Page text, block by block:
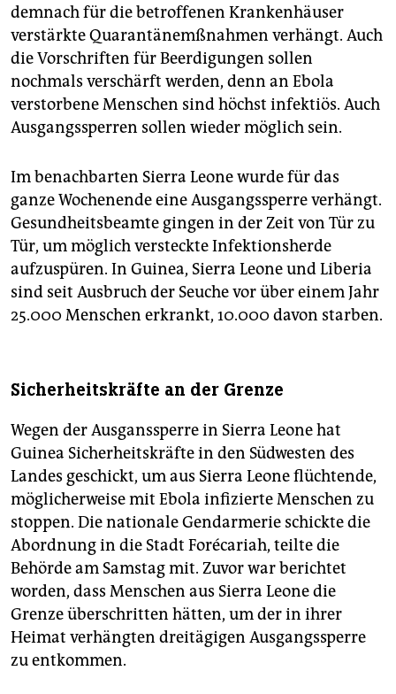
demnach für die betroffenen Krankenhäuser
verstärkte Quarantänemßnahmen verhängt. Auch
die Vorschriften für Beerdigungen sollen
nochmals verschärft werden, denn an Ebola
verstorbene Menschen sind höchst infektiös. Auch
Ausgangssperren sollen wieder möglich sein.
Im benachbarten Sierra Leone wurde für das
ganze Wochenende eine Ausgangssperre verhängt.
Gesundheitsbeamte gingen in der Zeit von Tür zu
Tür, um möglich versteckte Infektionsherde
aufzuspüren. In Guinea, Sierra Leone und Liberia
sind seit Ausbruch der Seuche vor über einem Jahr
25.000 Menschen erkrankt, 10.000 davon starben.
Sicherheitskräfte an der Grenze
Wegen der Ausganssperre in Sierra Leone hat
Guinea Sicherheitskräfte in den Südwesten des
Landes geschickt, um aus Sierra Leone flüchtende,
möglicherweise mit Ebola infizierte Menschen zu
stoppen. Die nationale Gendarmerie schickte die
Abordnung in die Stadt Forécariah, teilte die
Behörde am Samstag mit. Zuvor war berichtet
worden, dass Menschen aus Sierra Leone die
Grenze überschritten hätten, um der in ihrer
Heimat verhängten dreitägigen Ausgangssperre
zu entkommen.